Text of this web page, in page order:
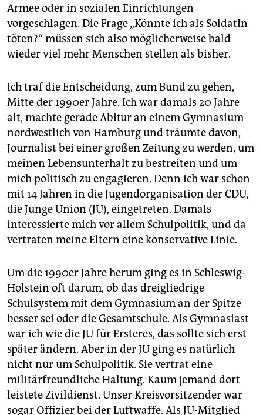
Armee oder in sozialen Einrichtungen
vorgeschlagen. Die Frage „Könnte ich als SoldatIn
töten?“ müssen sich also möglicherweise bald
wieder viel mehr Menschen stellen als bisher.
Ich traf die Entscheidung, zum Bund zu gehen,
Mitte der 1990er Jahre. Ich war damals 20 Jahre
alt, machte gerade Abitur an einem Gymnasium
nordwestlich von Hamburg und träumte davon,
Journalist bei einer großen Zeitung zu werden, um
meinen Lebensunterhalt zu bestreiten und um
mich politisch zu engagieren. Denn ich war schon
mit 14 Jahren in die Jugendorganisation der CDU,
die Junge Union (JU), eingetreten. Damals
interessierte mich vor allem Schulpolitik, und da
vertraten meine Eltern eine konservative Linie.
Um die 1990er Jahre herum ging es in Schleswig-
Holstein oft darum, ob das dreigliedrige
Schulsystem mit dem Gymnasium an der Spitze
besser sei oder die Gesamtschule. Als Gymnasiast
war ich wie die JU für Ersteres, das sollte sich erst
später ändern. Aber in der JU ging es natürlich
nicht nur um Schulpolitik. Sie vertrat eine
militärfreundliche Haltung. Kaum jemand dort
leistete Zivildienst. Unser Kreisvorsitzender war
sogar Offizier bei der Luftwaffe. Als JU-Mitglied